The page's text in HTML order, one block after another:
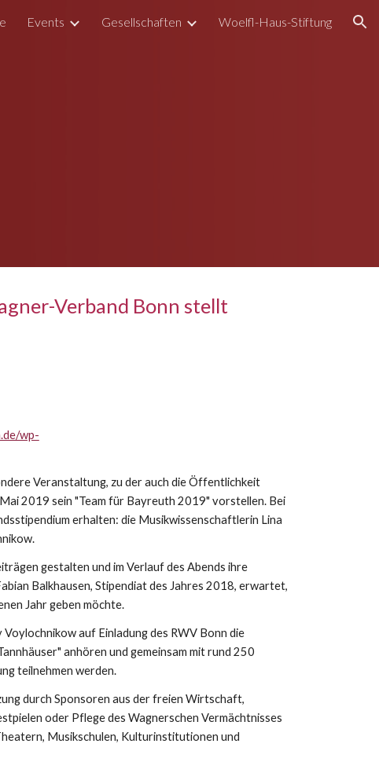
Events Gesellschaften Woelfl-Haus-Stiftung
Verband Bonn stellt
wp-
Veranstaltung, zu der auch die Öffentlichkeit
2019 sein "Team für Bayreuth 2019" vorstellen. Bei
erhalten: die Musikwissenschaftlerin Lina
gestalten und im Verlauf des Abends ihre
Balkhausen, Stipendiat des Jahres 2018, erwartet,
Jahr geben möchte.
auf Einladung des RWV Bonn die
anhören und gemeinsam mit rund 250
teilnehmen werden.
durch Sponsoren aus der freien Wirtschaft,
oder Pflege des Wagnerschen Vermächtnisses
Musikschulen, Kulturinstitutionen und